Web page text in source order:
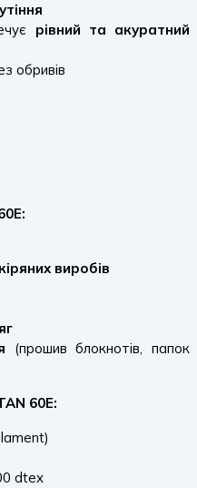
рівний та акуратний
обривів
виробів
(прошив блокнотів, папок
60E:
dtex